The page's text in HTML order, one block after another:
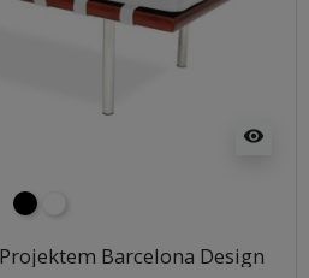
visibility
czarny
Barcelona Design